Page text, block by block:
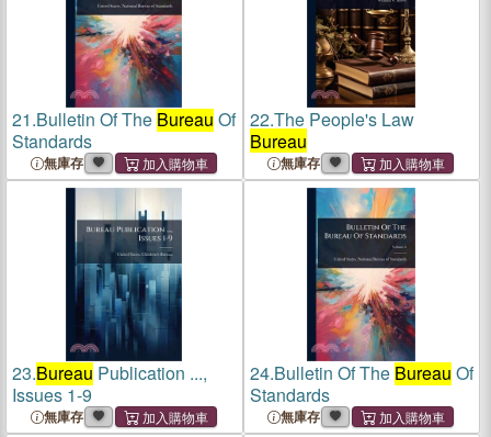
21.Bulletin Of The Bureau Of
Standards
無庫存
22.The People's Law
Bureau
無庫存
23.Bureau Publication ...,
Issues 1-9
無庫存
24.Bulletin Of The Bureau Of
Standards
無庫存